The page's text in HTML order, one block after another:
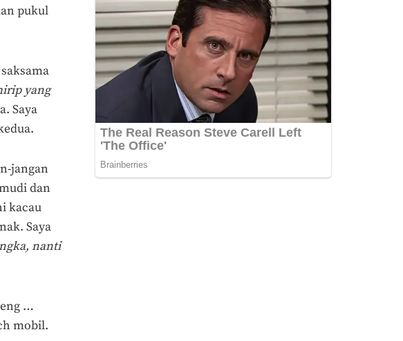
pukul
yang
Saya
jangan
dan
kacau
Saya
, nanti
…
mobil.